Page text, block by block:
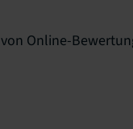
Online-